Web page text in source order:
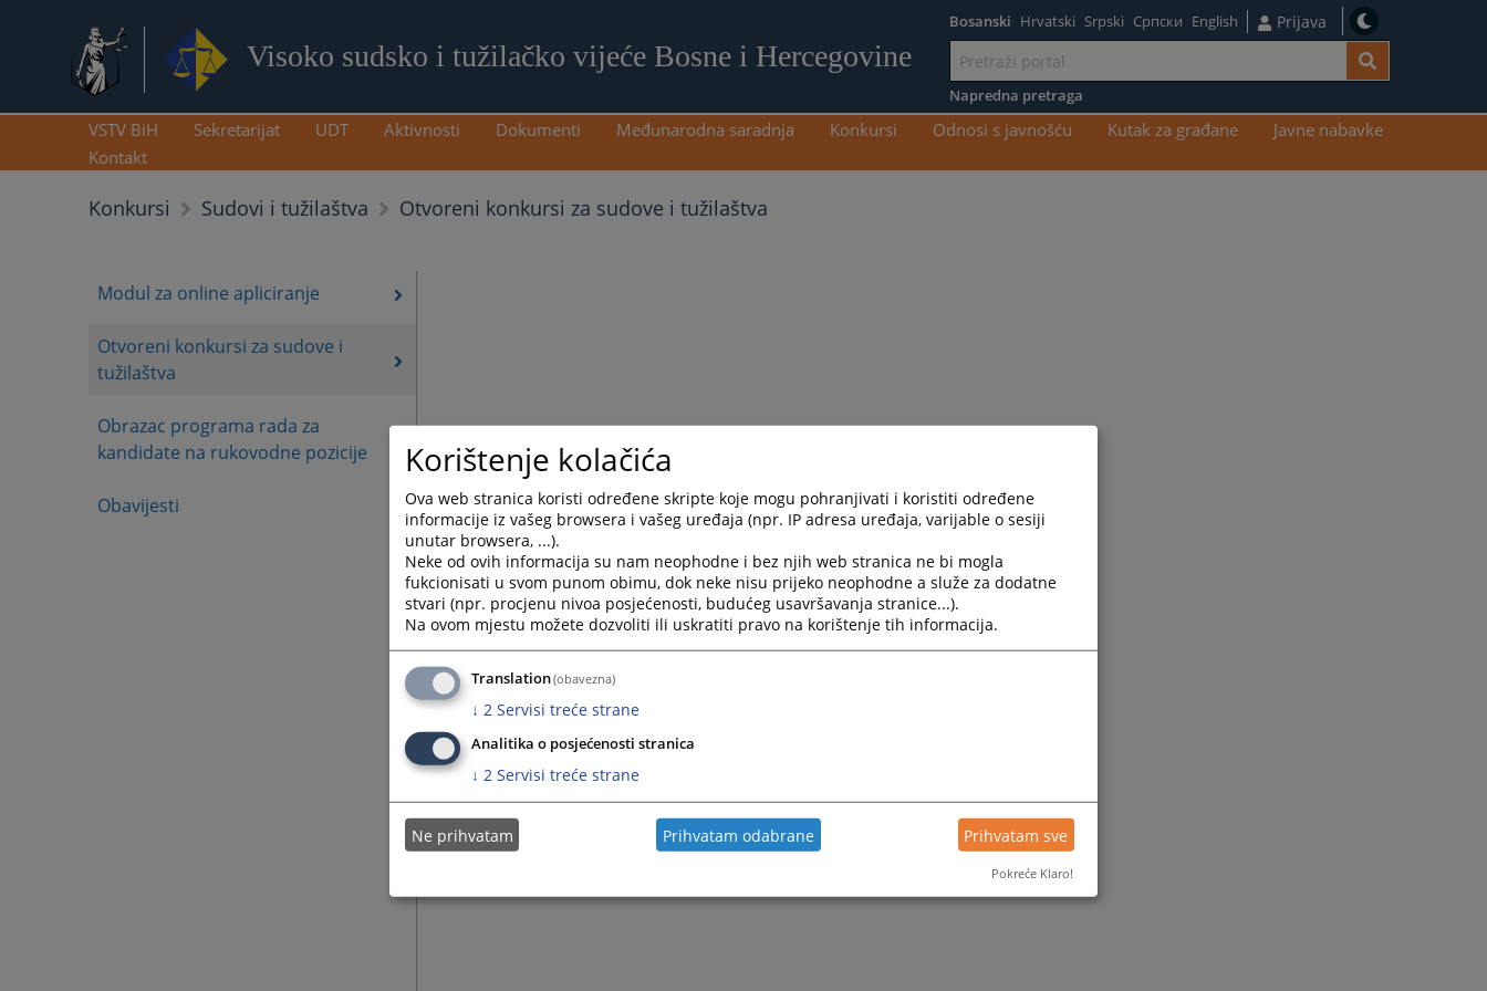
Visoko sudsko i tužilačko vijeće Bosne i Hercegovine
sadržaj
Bosanski Hrvatski Srpski Српски English Prijava
Napredna pretraga
VSTV BiH Sekretarijat UDT Aktivnosti Dokumenti Međunarodna saradnja Konkursi Odnosi s javnošću Kutak za građane
Javne nabavke
Kontakt
Konkursi Sudovi i tužilaštva Otvoreni konkursi za sudove i tužilaštva
Modul za online apliciranje
Otvoreni konkursi za sudove i
tužilaštva
Obrazac programa rada za
kandidate na rukovodne pozicije
Obavijesti
Korištenje kolačića
Ova web stranica koristi određene skripte koje mogu pohranjivati i koristiti određene
informacije iz vašeg browsera i vašeg uređaja (npr. IP adresa uređaja, varijable o sesiji
unutar browsera, ...).
Neke od ovih informacija su nam neophodne i bez njih web stranica ne bi mogla
fukcionisati u svom punom obimu, dok neke nisu prijeko neophodne a služe za dodatne
stvari (npr. procjenu nivoa posjećenosti, budućeg usavršavanja stranice...).
Na ovom mjestu možete dozvoliti ili uskratiti pravo na korištenje tih informacija.
Translation(obavezna)
↓ 2 Servisi treće strane
Analitika o posjećenosti stranica
↓ 2 Servisi treće strane
Ne prihvatam Prihvatam odabrane Prihvatam sve
Pokreće Klaro!